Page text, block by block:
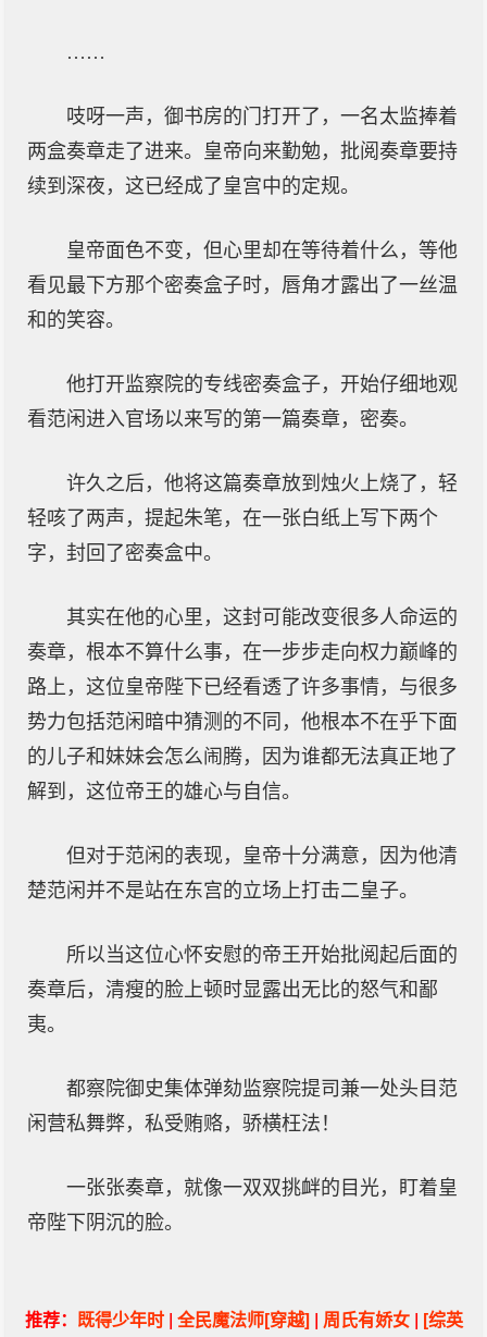
……
吱呀一声，御书房的门打开了，一名太监捧着
两盒奏章走了进来。皇帝向来勤勉，批阅奏章要持
续到深夜，这已经成了皇宫中的定规。
皇帝面色不变，但心里却在等待着什么，等他
看见最下方那个密奏盒子时，唇角才露出了一丝温
和的笑容。
他打开监察院的专线密奏盒子，开始仔细地观
看范闲进入官场以来写的第一篇奏章，密奏。
许久之后，他将这篇奏章放到烛火上烧了，轻
轻咳了两声，提起朱笔，在一张白纸上写下两个
字，封回了密奏盒中。
其实在他的心里，这封可能改变很多人命运的
奏章，根本不算什么事，在一步步走向权力巅峰的
路上，这位皇帝陛下已经看透了许多事情，与很多
势力包括范闲暗中猜测的不同，他根本不在乎下面
的儿子和妹妹会怎么闹腾，因为谁都无法真正地了
解到，这位帝王的雄心与自信。
但对于范闲的表现，皇帝十分满意，因为他清
楚范闲并不是站在东宫的立场上打击二皇子。
所以当这位心怀安慰的帝王开始批阅起后面的
奏章后，清瘦的脸上顿时显露出无比的怒气和鄙
夷。
都察院御史集体弹劾监察院提司兼一处头目范
闲营私舞弊，私受贿赂，骄横枉法！
一张张奏章，就像一双双挑衅的目光，盯着皇
帝陛下阴沉的脸。
推荐： 既得少年时| 全民魔法师[穿越]| 周氏有娇女| [综英